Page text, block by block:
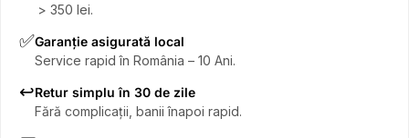
> 350 lei.
✅Garanție asigurată local
Service rapid în România – 10 Ani.
↩️Retur simplu în 30 de zile
Fără complicații, banii înapoi rapid.